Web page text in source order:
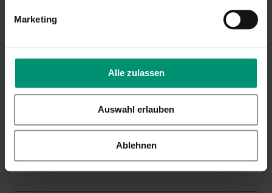
Marketing
Alle zulassen
Auswahl erlauben
Ablehnen
BAUERNHOF Hund
aus Musselin, mit
44,99 €
exkl.
Schreibe eine Bewertung